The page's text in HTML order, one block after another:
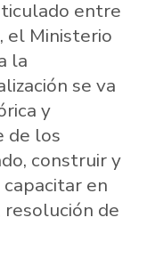
entre
el Ministerio
la
se va
y
de los
construir y
en
resolución de